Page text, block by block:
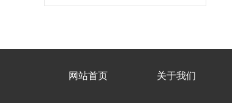
网站首页 关于我们